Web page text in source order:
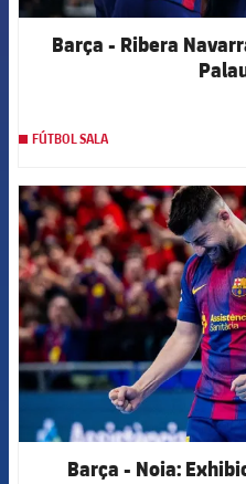
Barça - Ribera
FÚTBOL SALA
Barça - Noia: